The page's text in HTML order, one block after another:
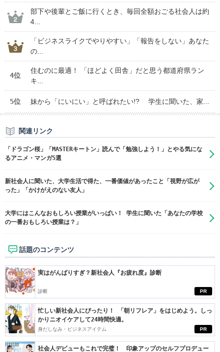
部下や後輩とご飯に行くとき、毎回全額おごる社会人は約
4...
「ビジネスライクでやりやすい」「報告をしない」あなた
の...
4位
住むのに最適！ 「ほどよく田舎」だと思う都道府県ラン
キ...
5位 妹から「にいにい」と呼ばれたい!? 学生に聞いた、家...
関連リンク
「ドラゴン桜」「MASTERキートン」読んで「勉強しよう！」とやる気にな
るアニメ・マンガ5選
新社会人に聞いた、大学生活で得た、一番価値があったこと「視野が広が
った」「かけがえのない友人」
大学にはこんなおもしろい授業がいっぱい！ 学生に聞いた「あなたの学校
の一番おもしろい授業は？」
話題のコンテンツ
PR
実はがんばりすぎ？新社会人『お疲れ度』診断
診断
PR
忙しい新社会人にぴったり！ 「朝リフレア」をはじめよう。しっ
かりニオイケアして24時間快適。
身だしなみ・ビジネスアイテム
社会人デビューもこれで完璧！ 印象アップのセルフプロデュー